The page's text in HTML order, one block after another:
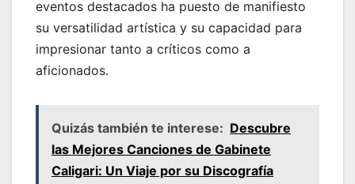
eventos destacados ha puesto de manifiesto
su versatilidad artística y su capacidad para
impresionar tanto a críticos como a
aficionados.
Quizás también te interese: Descubre
las Mejores Canciones de Gabinete
Caligari: Un Viaje por su Discografía